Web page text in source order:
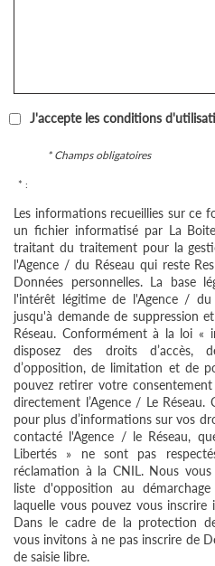
J'accepte les conditions
* Champs obligatoires
* :
Les informations recueillies sur ce
un fichier informatisé par La
traitant du traitement pour la
l'Agence / du Réseau qui reste
Données personnelles. La base
l'intérêt légitime de l'Agence / du
jusqu'à demande de suppression
Réseau. Conformément à la loi «
disposez des droits d’accès,
d’opposition, de limitation et de
pouvez retirer votre
directement l’Agence / Le Réseau.
pour plus d’informations sur vos
contacté l'Agence / le Réseau,
Libertés » ne sont pas
réclamation à la CNIL. Nous
liste d'opposition au
laquelle vous pouvez vous inscrire
Dans le cadre de la protection
vous invitons à ne pas inscrire de
de saisie libre.